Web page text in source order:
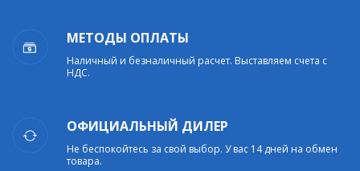
МЕТОДЫ ОПЛАТЫ
Наличный и безналичный расчет. Выставляем счета с
НДС.
ОФИЦИАЛЬНЫЙ ДИЛЕР
Не беспокойтесь за свой выбор. У вас 14 дней на обмен
товара.